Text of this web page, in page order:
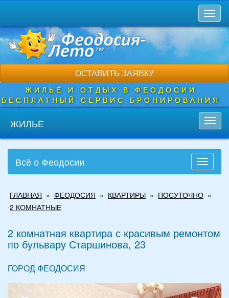
основному
содержанию
ОСТАВИТЬ ЗАЯВКУ
ЖИЛЬЁ И ОТДЫХ В ФЕОДОСИИ
БЕСПЛАТНЫЙ СЕРВИС БРОНИРОВАНИЯ
ЖИЛЬЕ
Toggle
Всё о Феодосии
здесь
ГЛАВНАЯ » ФЕОДОСИЯ » КВАРТИРЫ » ПОСУТОЧНО »
2 КОМНАТНЫЕ
2 комнатная квартира с красивым ремонтом
по бульвару Старшинова, 23
ГОРОД ФЕОДОСИЯ